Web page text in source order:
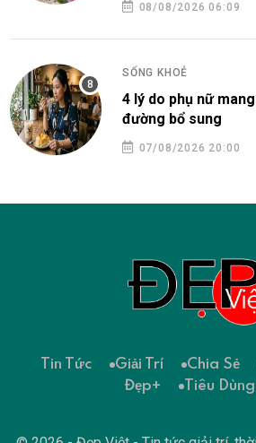
08/08/2026 06:09
SỐNG KHOẺ
4 lý do phụ nữ
đường bổ sung
07/08/2026 20:00
Tin Tức Giải Trí Chia Sẻ
Đẹp+
Tiêu Dùng